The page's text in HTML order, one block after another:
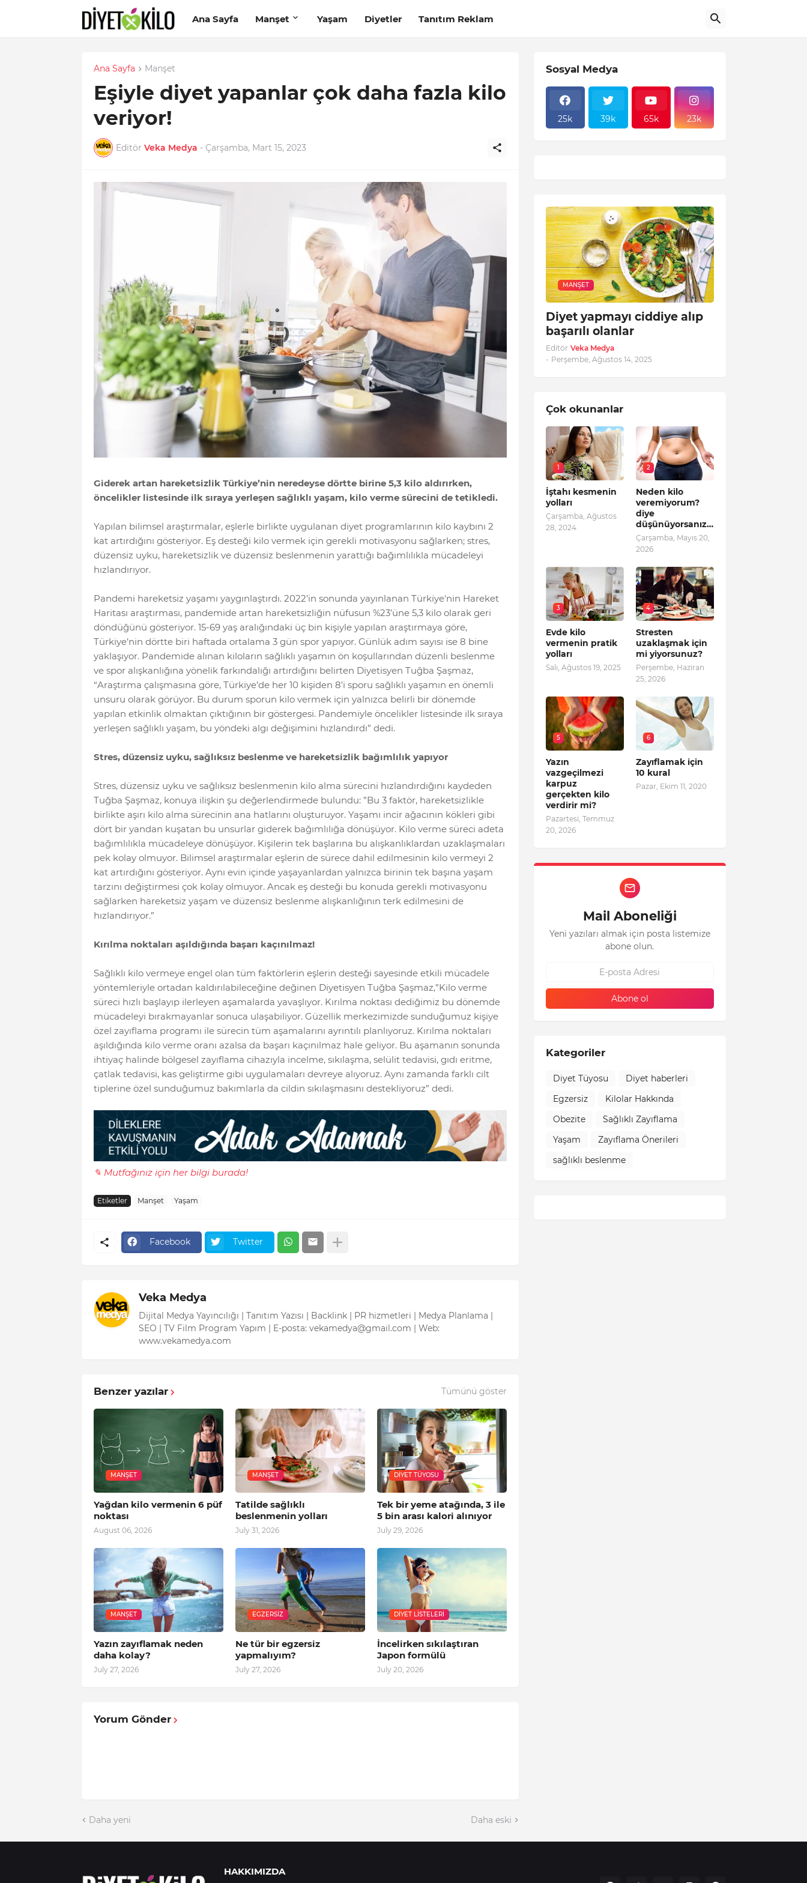
Ana Sayfa Manşet Yaşam Diyetler Tanıtım Reklam
Ana Sayfa Manşet
Eşiyle diyet yapanlar çok daha fazla kilo
veriyor!
Editör Veka Medya - Çarşamba, Mart 15, 2023
Giderek artan hareketsizlik Türkiye’nin neredeyse dörtte birine 5,3 kilo aldırırken,
öncelikler listesinde ilk sıraya yerleşen sağlıklı yaşam, kilo verme sürecini de tetikledi.
Yapılan bilimsel araştırmalar, eşlerle birlikte uygulanan diyet programlarının kilo kaybını 2
kat artırdığını gösteriyor. Eş desteği kilo vermek için gerekli motivasyonu sağlarken; stres,
düzensiz uyku, hareketsizlik ve düzensiz beslenmenin yarattığı bağımlılıkla mücadeleyi
hızlandırıyor.
Pandemi hareketsiz yaşamı yaygınlaştırdı. 2022’in sonunda yayınlanan Türkiye'nin Hareket
Haritası araştırması, pandemide artan hareketsizliğin nüfusun %23’üne 5,3 kilo olarak geri
döndüğünü gösteriyor. 15-69 yaş aralığındaki üç bin kişiyle yapılan araştırmaya göre,
Türkiye’nin dörtte biri haftada ortalama 3 gün spor yapıyor. Günlük adım sayısı ise 8 bine
yaklaşıyor. Pandemide alınan kiloların sağlıklı yaşamın ön koşullarından düzenli beslenme
ve spor alışkanlığına yönelik farkındalığı artırdığını belirten Diyetisyen Tuğba Şaşmaz,
“Araştırma çalışmasına göre, Türkiye’de her 10 kişiden 8’i sporu sağlıklı yaşamın en önemli
unsuru olarak görüyor. Bu durum sporun kilo vermek için yalnızca belirli bir dönemde
yapılan etkinlik olmaktan çıktığının bir göstergesi. Pandemiyle öncelikler listesinde ilk sıraya
yerleşen sağlıklı yaşam, bu yöndeki algı değişimini hızlandırdı” dedi.
Stres, düzensiz uyku, sağlıksız beslenme ve hareketsizlik bağımlılık yapıyor
Stres, düzensiz uyku ve sağlıksız beslenmenin kilo alma sürecini hızlandırdığını kaydeden
Tuğba Şaşmaz, konuya ilişkin şu değerlendirmede bulundu: ”Bu 3 faktör, hareketsizlikle
birlikte aşırı kilo alma sürecinin ana hatlarını oluşturuyor. Yaşamı incir ağacının kökleri gibi
dört bir yandan kuşatan bu unsurlar giderek bağımlılığa dönüşüyor. Kilo verme süreci adeta
bağımlılıkla mücadeleye dönüşüyor. Kişilerin tek başlarına bu alışkanlıklardan uzaklaşmaları
pek kolay olmuyor. Bilimsel araştırmalar eşlerin de sürece dahil edilmesinin kilo vermeyi 2
kat artırdığını gösteriyor. Aynı evin içinde yaşayanlardan yalnızca birinin tek başına yaşam
tarzını değiştirmesi çok kolay olmuyor. Ancak eş desteği bu konuda gerekli motivasyonu
sağlarken hareketsiz yaşam ve düzensiz beslenme alışkanlığının terk edilmesini de
hızlandırıyor.”
Kırılma noktaları aşıldığında başarı kaçınılmaz!
Sağlıklı kilo vermeye engel olan tüm faktörlerin eşlerin desteği sayesinde etkili mücadele
yöntemleriyle ortadan kaldırılabileceğine değinen Diyetisyen Tuğba Şaşmaz,”Kilo verme
süreci hızlı başlayıp ilerleyen aşamalarda yavaşlıyor. Kırılma noktası dediğimiz bu dönemde
mücadeleyi bırakmayanlar sonuca ulaşabiliyor. Güzellik merkezimizde sunduğumuz kişiye
özel zayıflama programı ile sürecin tüm aşamalarını ayrıntılı planlıyoruz. Kırılma noktaları
aşıldığında kilo verme oranı azalsa da başarı kaçınılmaz hale geliyor. Bu aşamanın sonunda
ihtiyaç halinde bölgesel zayıflama cihazıyla incelme, sıkılaşma, selülit tedavisi, gıdı eritme,
çatlak tedavisi, kas geliştirme gibi uygulamaları devreye alıyoruz. Aynı zamanda farklı cilt
tiplerine özel sunduğumuz bakımlarla da cildin sıkılaşmasını destekliyoruz” dedi.
✎ Mutfağınız için her bilgi burada!
Etiketler Manşet Yaşam
Facebook Twitter
Veka Medya
Dijital Medya Yayıncılığı | Tanıtım Yazısı | Backlink | PR hizmetleri | Medya Planlama |
SEO | TV Film Program Yapım | E-posta: vekamedya@gmail.com | Web:
www.vekamedya.com
Benzer yazılar Tümünü göster
MANŞET
Yağdan kilo vermenin 6 püf
noktası
August 06, 2026
MANŞET
Tatilde sağlıklı
beslenmenin yolları
July 31, 2026
DIYET TÜYOSU
Tek bir yeme atağında, 3 ile
5 bin arası kalori alınıyor
July 29, 2026
MANŞET
Yazın zayıflamak neden
daha kolay?
July 27, 2026
EGZERSIZ
Ne tür bir egzersiz
yapmalıyım?
July 27, 2026
DIYET LISTELERI
İncelirken sıkılaştıran
Japon formülü
July 20, 2026
Yorum Gönder
Daha yeni Daha eski
Sosyal Medya
25k 39k 65k 23k
MANŞET
Diyet yapmayı ciddiye alıp
başarılı olanlar
Editör Veka Medya
- Perşembe, Ağustos 14, 2025
Çok okunanlar
1
İştahı kesmenin
yolları
Çarşamba, Ağustos
28, 2024
2
Neden kilo
veremiyorum?
diye
düşünüyorsanız…
Çarşamba, Mayıs 20,
2026
3
Evde kilo
vermenin pratik
yolları
Salı, Ağustos 19, 2025
4
Stresten
uzaklaşmak için
mi yiyorsunuz?
Perşembe, Haziran
25, 2026
5
Yazın
vazgeçilmezi
karpuz
gerçekten kilo
verdirir mi?
Pazartesi, Temmuz
20, 2026
6
Zayıflamak için
10 kural
Pazar, Ekim 11, 2020
Mail Aboneliği
Yeni yazıları almak için posta listemize
abone olun.
Kategoriler
Diyet Tüyosu
Diyet haberleri
Egzersiz
Kilolar Hakkında
Obezite
Sağlıklı Zayıflama
Yaşam
Zayıflama Önerileri
sağlıklı beslenme
HAKKIMIZDA